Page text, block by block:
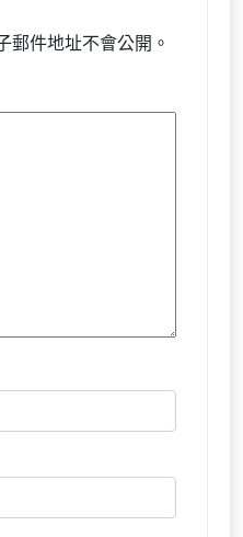
郵件地址不會公開。